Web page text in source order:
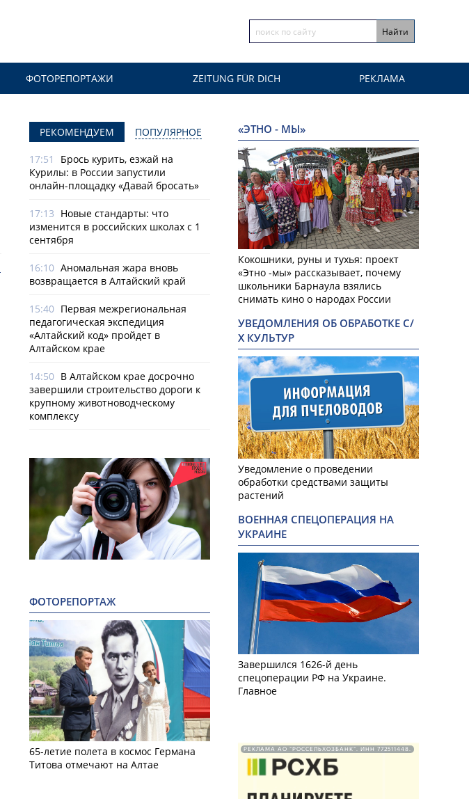
ФОТОРЕПОРТАЖИ ZEITUNG FÜR DICH РЕКЛАМА
РЕКОМЕНДУЕМ ПОПУЛЯРНОЕ
17:51
Брось курить, езжай на
Курилы: в России запустили
онлайн-­площадку «Давай бросать»
17:13 Новые стандарты: что
изменится в российских школах с 1
сентября
16:10 Аномальная жара вновь
возвращается в Алтайский край
15:40 Первая межрегиональная
педагогическая экспедиция
«Алтайский код» пройдет в
Алтайском крае
14:50 В Алтайском крае досрочно
завершили строительство дороги к
крупному животноводческому
комплексу
ФОТОРЕПОРТАЖ
65-летие полета в космос Германа
Титова отмечают на Алтае
«ЭТНО - МЫ»
Кокошники, руны и тухья: проект
«Этно -мы» рассказывает, почему
школьники Барнаула взялись
снимать кино о народах России
УВЕДОМЛЕНИЯ ОБ ОБРАБОТКЕ С/
Х КУЛЬТУР
Уведомление о проведении
обработки средствами защиты
растений
ВОЕННАЯ СПЕЦОПЕРАЦИЯ НА
УКРАИНЕ
Завершился 1626-й день
спецоперации РФ на Украине.
Главное
РЕКЛАМА АО "РОССЕЛЬХОЗБАНК". ИНН 772511448.